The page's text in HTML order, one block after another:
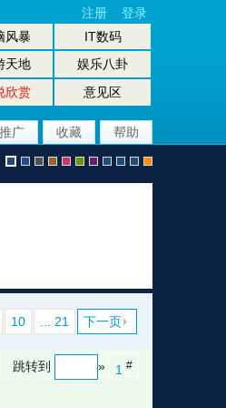
风暴
IT数码
天地
娱乐八卦
欣赏
意见区
注册 登录
推广 收藏 帮助
认l r r i r u 坛大坛机
10 ... 21 下一页
1 #
跳转到 »